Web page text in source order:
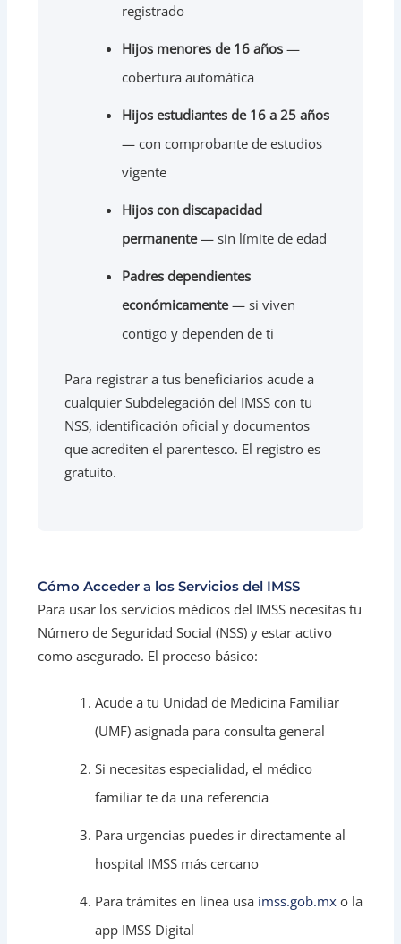
registrado
Hijos menores de 16 años —
cobertura automática
Hijos estudiantes de 16 a 25 años
— con comprobante de estudios
vigente
Hijos con discapacidad
permanente— sin límite de edad
Padres dependientes
económicamente— si viven
contigo y dependen de ti
Para registrar a tus beneficiarios acude a
cualquier Subdelegación del IMSS con tu
NSS, identificación oficial y documentos
que acrediten el parentesco. El registro es
gratuito.
Cómo Acceder a los Servicios del IMSS
Para usar los servicios médicos del IMSS necesitas tu
Número de Seguridad Social (NSS) y estar activo
como asegurado. El proceso básico:
Acude a tu Unidad de Medicina Familiar
(UMF) asignada para consulta general
Si necesitas especialidad, el médico
familiar te da una referencia
Para urgencias puedes ir directamente al
hospital IMSS más cercano
Para trámites en línea usa imss.gob.mx o la
app IMSS Digital